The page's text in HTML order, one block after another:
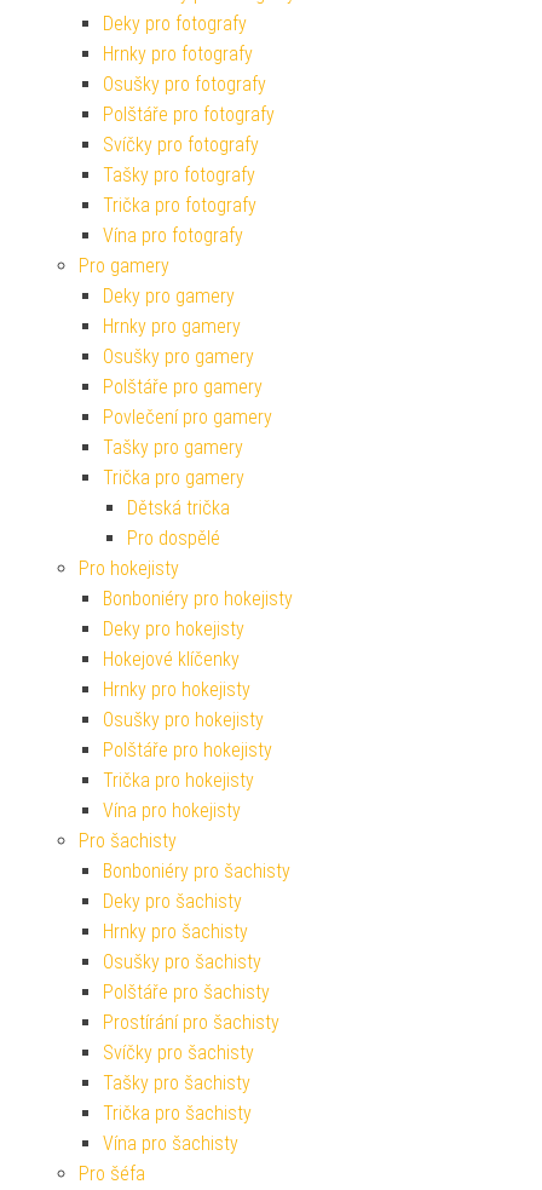
Deky pro fotografy
Hrnky pro fotografy
Osušky pro fotografy
Polštáře pro fotografy
Svíčky pro fotografy
Tašky pro fotografy
Trička pro fotografy
Vína pro fotografy
Pro gamery
Deky pro gamery
Hrnky pro gamery
Osušky pro gamery
Polštáře pro gamery
Povlečení pro gamery
Tašky pro gamery
Trička pro gamery
Dětská trička
Pro dospělé
Pro hokejisty
Bonboniéry pro hokejisty
Deky pro hokejisty
Hokejové klíčenky
Hrnky pro hokejisty
Osušky pro hokejisty
Polštáře pro hokejisty
Trička pro hokejisty
Vína pro hokejisty
Pro šachisty
Bonboniéry pro šachisty
Deky pro šachisty
Hrnky pro šachisty
Osušky pro šachisty
Polštáře pro šachisty
Prostírání pro šachisty
Svíčky pro šachisty
Tašky pro šachisty
Trička pro šachisty
Vína pro šachisty
Pro šéfa